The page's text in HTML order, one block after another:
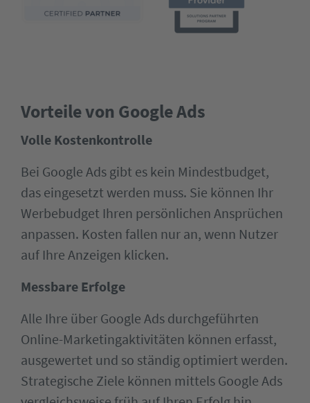
Vorteile von Google Ads
Volle Kostenkontrolle
Bei Google Ads gibt es kein Mindestbudget,
das eingesetzt werden muss. Sie können Ihr
Werbebudget Ihren persönlichen Ansprüchen
anpassen. Kosten fallen nur an, wenn Nutzer
auf Ihre Anzeigen klicken.
Messbare Erfolge
Alle Ihre über Google Ads durchgeführten
Online-Marketingaktivitäten können erfasst,
ausgewertet und so ständig optimiert werden.
Strategische Ziele können mittels Google Ads